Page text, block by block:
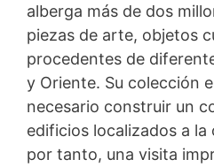
alberga más de dos
piezas de arte, objetos
procedentes de
y Oriente. Su colección
necesario construir un
edificios localizados a la
por tanto, una visita